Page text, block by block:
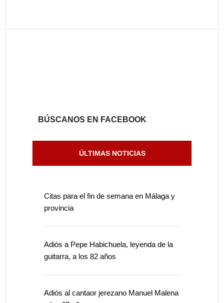
BÚSCANOS EN FACEBOOK
ÚLTIMAS NOTICIAS
Citas para el fin de semana en Málaga y
provincia
Adiós a Pepe Habichuela, leyenda de la
guitarra, a los 82 años
Adiós al cantaor jerezano Manuel Malena